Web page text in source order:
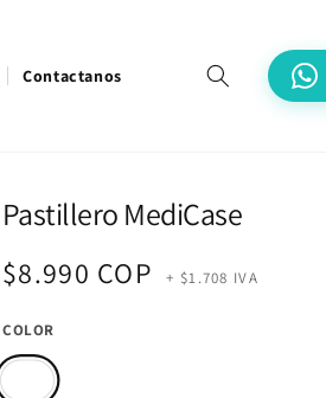
Contactanos
Pastillero MediCase
Precio
habitual
$8.990 COP + $1.708 IVA
COLOR